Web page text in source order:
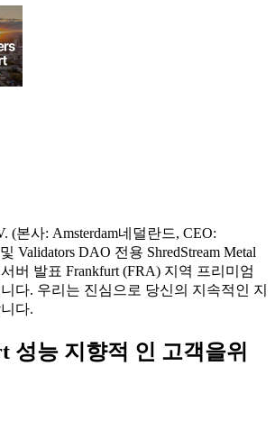
(본사: Amsterdam네덜란드, CEO:
Validators DAO 전용 ShredStream Metal
버 발표 Frankfurt (FRA) 지역 프리미엄
다. 우리는 진심으로 당신의 지속적인 지
다.
성능 지향적 인 고객을위